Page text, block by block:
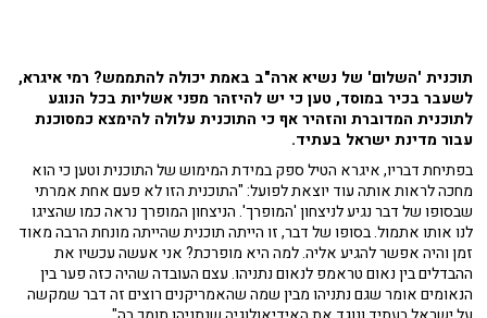
תוכנית 'השלום' של נשיא ארה"ב באמת יכולה להתממש? רמי איגרא,
לשעבר בכיר במוסד, טען כי יש להיזהר מפני אשליות בכל הנוגע
לתוכנית המדוברת והזהיר אף כי התוכנית עלולה להימצא כמסוכנת
עבור מדינת ישראל בעתיד.
בפתיחת דבריו, איגרא הטיל ספק במידת המימוש של התוכנית וטען כי הוא
מחכה לראות אותה עוד יוצאת לפועל: "התוכנית הזו לא פעם אחת אמרתי
שבסופו של דבר נגיע לניצחון 'המופרך'. הניצחון המופרך נראה כמו שהציגו
לנו אותו אתמול. בסופו של דבר, זו הייתה תוכנית שהייתה מונחת הרבה מאוד
זמן והיה אפשר להגיע אליה. למה היא מופרכת? אני אעשה עכשיו את
ההבדלים בין נאום טראמפ לנאום נתניהו. עצם העובדה שהיה כזה פער בין
הנאומים אומר שגם נתניהו מבין שמה שהאמריקנים רוצים זה דבר שמקשה